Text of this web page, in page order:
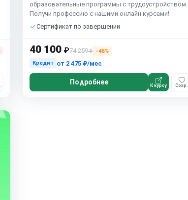
образовательные программы с трудоустройством.
Получи профессию с нашими онлайн курсами!
Сертификат по завершении
40 100 ₽74 259₽
−46%
Кредит
от 2 475 ₽/мес
Подробнее К курсу Сохр.